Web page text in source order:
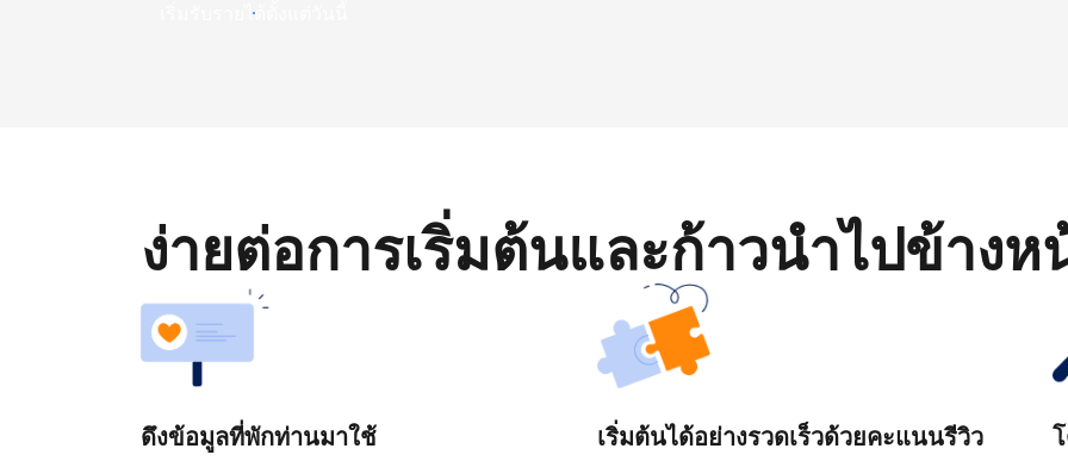
เริ่มรับรายได้ตั้งแต่วันนี้
ง่ายต่อการเริ่มต้นและก้าวนำไปข้างห
ดึงข้อมูลที่พักท่านมาใช้ เริ่มต้นได้อย่างรวดเร็วด้วยคะแนนรีวิว